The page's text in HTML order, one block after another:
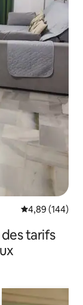
Évaluation
4,89 (144)
tarifs